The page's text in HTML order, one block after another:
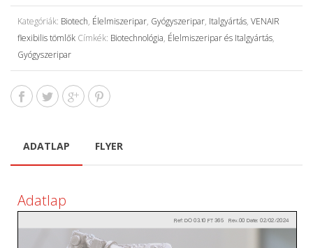
Kategóriák: Biotech, Élelmiszeripar, Gyógyszeripar, Italgyártás, VENAIR
flexibilis tömlők Címkék: Biotechnológia, Élelmiszeripar és Italgyártás,
Gyógyszeripar
ADATLAP FLYER
Adatlap